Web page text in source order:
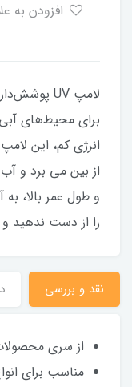
برای محیط‌های
انرژی کم، این
از بین می برد و
و طول عمر بالا،
را از دست ندهید
نقد و بررسی
از سری
مناسب برای